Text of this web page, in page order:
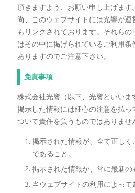
頂きますよう、お願い申し上げます。
尚、このウェブサイトには光響が運
もリンクされております。それら
はその中に掲げられているご利用
ありますのでご注意下さい。
免責事項
株式会社光響（以下、光響といい
掲示した情報には細心の注意を払
ついて責任を負うものではありませ
掲示された情報が、全て正し
であること。
掲示された情報が、常に最新の
当ウェブサイトの利用によって